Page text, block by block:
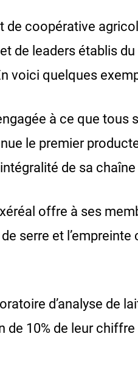
de coopérative
de leaders établis
voici quelques
à ce que
le premier
de sa
offre à ses
serre et
d’analyse de
de 10% de leur